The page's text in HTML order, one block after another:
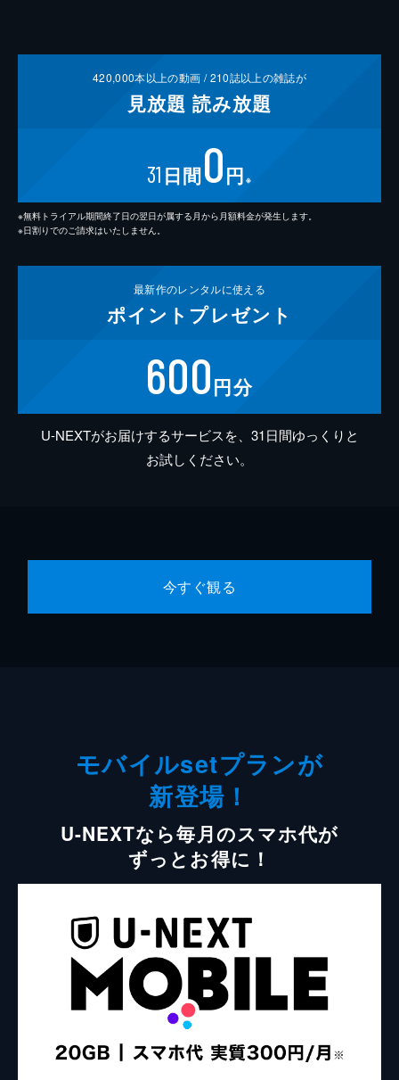
420,000本以上の動画 /210誌以上の雑誌が
見放題 読み放題
31 日間0円 ※
※無料トライアル期間終了日の翌日が属する月から月額料金が発生します。
※日割りでのご請求はいたしません。
最新作のレンタルに使える
ポイント プレゼント
600円分
U-NEXTがお届けするサービスを、31日間ゆっくりと
お試しください。
今すぐ観る
モバイルsetプランが
新登場！
U-NEXTなら毎月のスマホ代が
ずっとお得に！